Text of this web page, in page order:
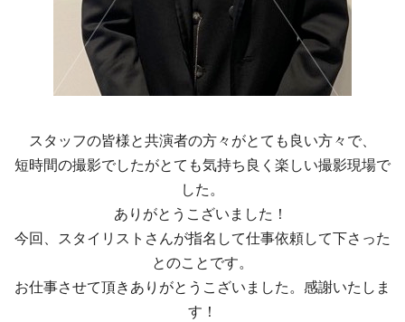
スタッフの皆様と共演者の方々がとても良い方々で、
短時間の撮影でしたがとても気持ち良く楽しい撮影現場で
した。
ありがとうこざいました！
今回、スタイリストさんが指名して仕事依頼して下さった
とのことです。
お仕事させて頂きありがとうこざいました。感謝いたしま
す！